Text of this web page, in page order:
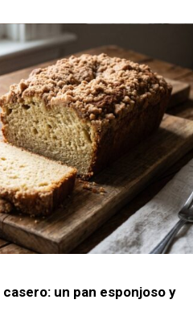
un pan esponjoso y